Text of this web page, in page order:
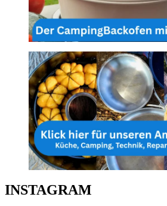
INSTAGRAM